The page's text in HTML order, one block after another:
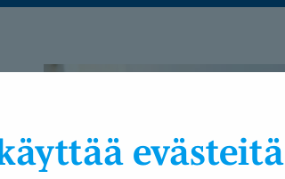
evästeitä